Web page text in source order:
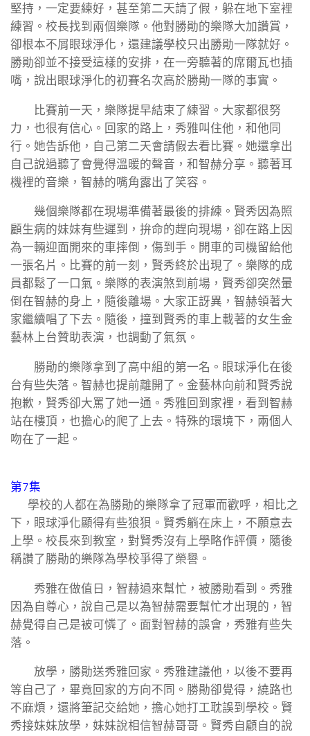
堅持，一定要練好，甚至第二天請了假，躲在地下室裡
練習。校長找到兩個樂隊。他對勝勛的樂隊大加讚賞，
卻根本不屑眼球淨化，還建議學校只出勝勛一隊就好。
勝勛卻並不接受這樣的安排，在一旁聽著的席爾瓦也插
嘴，說出眼球淨化的初賽名次高於勝勛一隊的事實。
比賽前一天，樂隊提早結束了練習。大家都很努
力，也很有信心。回家的路上，秀雅叫住他，和他同
行。她告訴他，自己第二天會請假去看比賽。她還拿出
自己說過聽了會覺得溫暖的聲音，和智赫分享。聽著耳
機裡的音樂，智赫的嘴角露出了笑容。
幾個樂隊都在現場準備著最後的排練。賢秀因為照
顧生病的妹妹有些遲到，拚命的趕向現場，卻在路上因
為一輛迎面開來的車摔倒，傷到手。開車的司機留給他
一張名片。比賽的前一刻，賢秀終於出現了。樂隊的成
員都鬆了一口氣。樂隊的表演煞到前場，賢秀卻突然暈
倒在智赫的身上，隨後離場。大家正訝異，智赫領著大
家繼續唱了下去。隨後，撞到賢秀的車上載著的女生金
藝林上台贊助表演，也調動了氣氛。
勝勛的樂隊拿到了高中組的第一名。眼球淨化在後
台有些失落。智赫也提前離開了。金藝林向前和賢秀說
抱歉，賢秀卻大罵了她一通。秀雅回到家裡，看到智赫
站在樓頂，也擔心的爬了上去。特殊的環境下，兩個人
吻在了一起。
第7集
學校的人都在為勝勛的樂隊拿了冠軍而歡呼，相比之
下，眼球淨化顯得有些狼狽。賢秀躺在床上，不願意去
上學。校長來到教室，對賢秀沒有上學略作評價，隨後
稱讚了勝勛的樂隊為學校爭得了榮譽。
秀雅在做值日，智赫過來幫忙，被勝勛看到。秀雅
因為自尊心，說自己是以為智赫需要幫忙才出現的，智
赫覺得自己是被可憐了。面對智赫的誤會，秀雅有些失
落。
放學，勝勛送秀雅回家。秀雅建議他，以後不要再
等自己了，畢竟回家的方向不同。勝勛卻覺得，繞路也
不麻煩，還將筆記交給她，擔心她打工耽誤到學校。賢
秀接妹妹放學，妹妹說相信智赫哥哥。賢秀自顧自的說